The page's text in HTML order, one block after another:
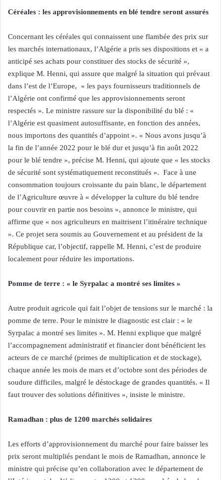
Céréales : les approvisionnements en blé tendre seront assurés
Concernant les céréales qui connaissent une flambée des prix sur
les marchés internationaux, l’Algérie a pris ses dispositions et « a
anticipé ses achats pour constituer des stocks de sécurité »,
explique M. Henni, qui assure que malgré la situation qui prévaut
dans l’est de l’Europe, « les pays fournisseurs traditionnels de
l’Algérie ont confirmé que les approvisionnements seront
respectés ». Le ministre rassure sur la disponibilité du blé : «
l’Algérie est quasiment autosuffisante, en fonction des années,
nous importons des quantités d’appoint ». « Nous avons jusqu’à
la fin de l’année 2022 pour le blé dur et jusqu’à fin août 2022
pour le blé tendre », précise M. Henni, qui ajoute que « les stocks
de sécurité sont systématiquement reconstitués ». Face à une
consommation toujours croissante du pain blanc, le département
de l’Agriculture œuvre à « développer la culture du blé tendre
pour couvrir en partie nos besoins », annonce le ministre, qui
affirme que « nos agriculteurs en maitrisent l’itinéraire technique
». Ce projet sera soumis au Gouvernement et au président de la
République car, l’objectif, rappelle M. Henni, c’est de produire
localement pour réduire les importations.
Pomme de terre : « le Syrpalac a montré ses limites »
Autre produit agricole qui fait l’objet de tensions sur le marché : la
pomme de terre. Pour le ministre le diagnostic est clair : « le
Syrpalac a montré ses limites ». M. Henni explique que malgré
l’accompagnement administratif et financier dont bénéficient les
acteurs de ce marché (primes de multiplication et de stockage),
chaque année les mois de mars et d’octobre sont des périodes de
soudure difficiles, malgré le déstockage de grandes quantités. « Il
faut trouver des solutions définitives », insiste le ministre.
Ramadhan : plus de 1200 marchés solidaires
Les efforts d’approvisionnement du marché pour faire baisser les
prix seront multipliés pendant le mois de Ramadhan, annonce le
ministre qui précise qu’en collaboration avec le département de